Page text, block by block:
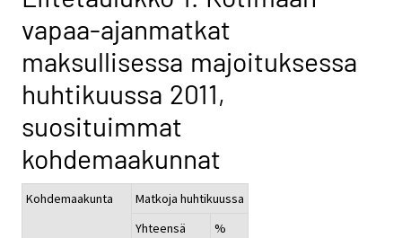
vapaa-ajanmatkat
maksullisessa majoituksessa
huhtikuussa 2011,
suosituimmat
kohdemaakunnat
Kohdemaakunta
Matkoja huhtikuussa
Yhteensä
%